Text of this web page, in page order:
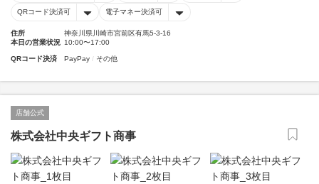
QRコード決済可 電子マネー決済可
住所
神奈川県川崎市宮前区有馬5-3-16
本日の営業状況 10:00〜17:00
QRコード決済 PayPay その他
店舗公式
株式会社中央ギフト商事